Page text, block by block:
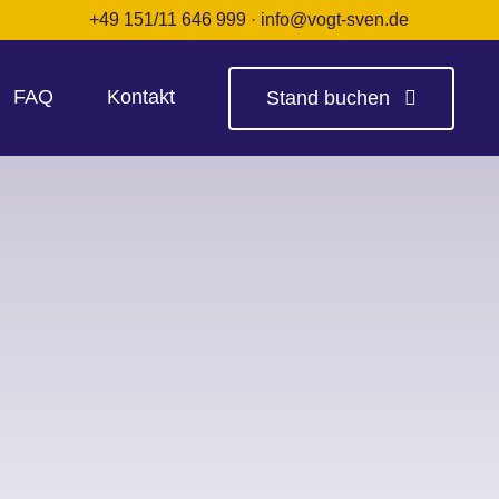
+49 151/11 646 999 · info@vogt-sven.de
FAQ Kontakt Stand buchen